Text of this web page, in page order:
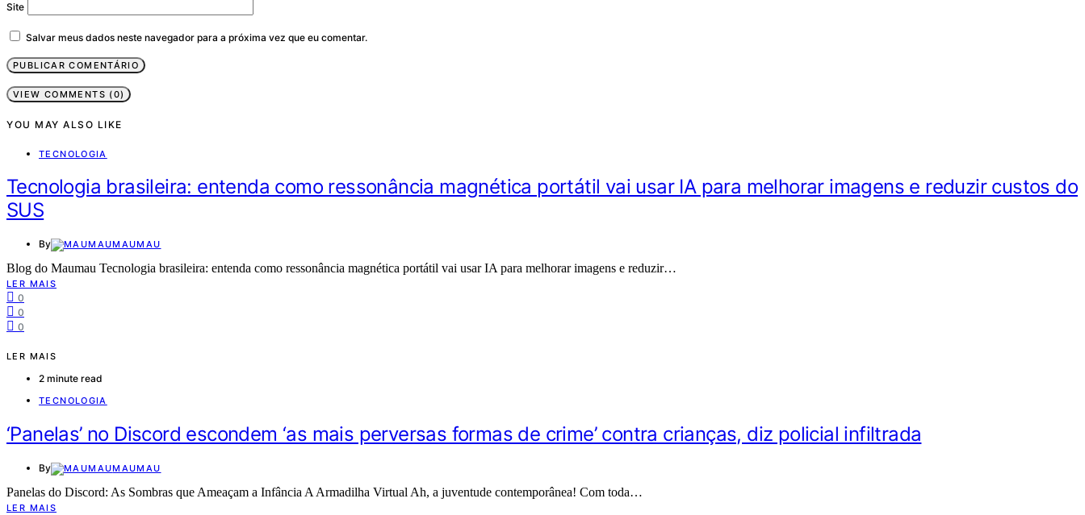
Site
Salvar meus dados neste navegador para a próxima vez que eu comentar.
VIEW COMMENTS (0)
YOU MAY ALSO LIKE
TECNOLOGIA
Tecnologia brasileira: entenda como ressonância magnética portátil vai usar IA para melhorar imagens e reduzir custos do
SUS
By MAUMAU
Blog do Maumau Tecnologia brasileira: entenda como ressonância magnética portátil vai usar IA para melhorar imagens e reduzir…
LER MAIS
0
0
0
LER MAIS
2 minute read
TECNOLOGIA
‘Panelas’ no Discord escondem ‘as mais perversas formas de crime’ contra crianças, diz policial infiltrada
By MAUMAU
Panelas do Discord: As Sombras que Ameaçam a Infância A Armadilha Virtual Ah, a juventude contemporânea! Com toda…
LER MAIS